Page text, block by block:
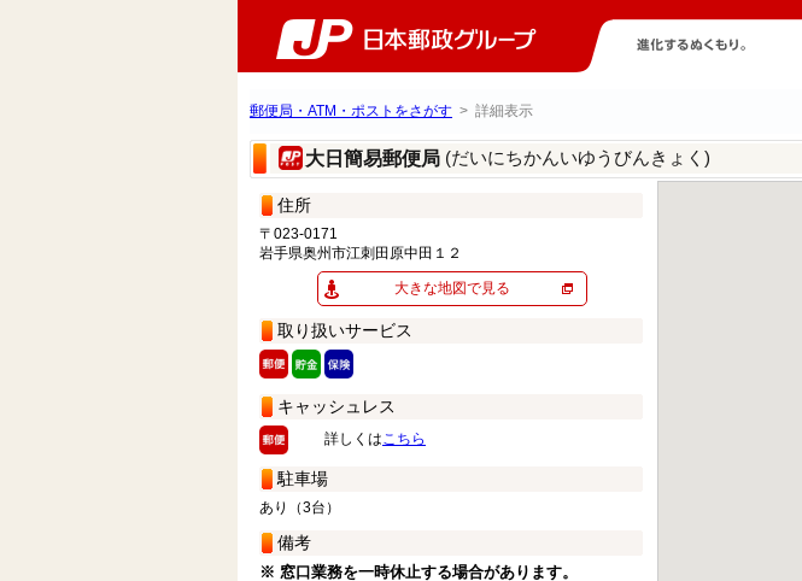
郵便局・ATM・ポストをさがす > 詳細表示
大日簡易郵便局 (だいにちかんいゆうびんきょく)
住所
〒023-0171
岩手県奥州市江刺田原中田１２
大きな地図で見る
取り扱いサービス
キャッシュレス
詳しくはこちら
駐車場
あり（3台）
備考
※ 窓口業務を一時休止する場合があります。